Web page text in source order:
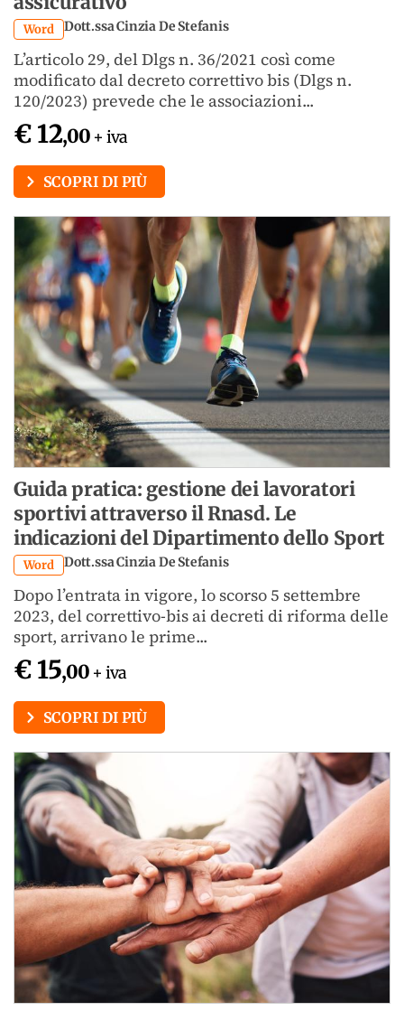
Word Dott.ssa Cinzia De Stefanis
L’articolo 29, del Dlgs n. 36/2021 così come
modificato dal decreto correttivo bis (Dlgs n.
120/2023) prevede che le associazioni...
€ 12,00 + iva
SCOPRI DI PIÙ
Guida pratica: gestione dei lavoratori
sportivi attraverso il Rnasd. Le
indicazioni del Dipartimento dello Sport
Word Dott.ssa Cinzia De Stefanis
Dopo l’entrata in vigore, lo scorso 5 settembre
2023, del correttivo-bis ai decreti di riforma delle
sport, arrivano le prime...
€ 15,00 + iva
SCOPRI DI PIÙ